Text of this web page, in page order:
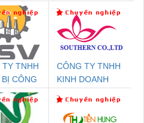
TY TNHH
CÔNG
NIHON
VIỆT
CÔNG TY TNHH
KINH DOANH
PHƯƠNG NAM